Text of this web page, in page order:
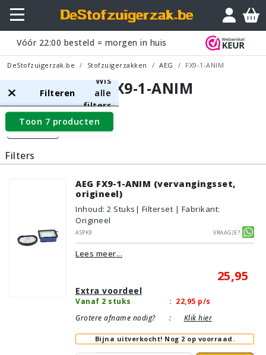
Vóór 22:00 besteld = morgen in huis
DeStofzuigerzak.be Stofzuigerzakken AEG FX9-1-ANIM
AEG FX9-1-ANIM
Filters
Filteren
Wis
alle
filters
Toon 7 producten
Filters
AEG FX9-1-ANIM (vervangingsset,
origineel)
Inhoud: 2 Stuks | Filterset | Fabrikant:
Origineel
ASPK9
Vraagje?
Lees meer...
25,95
Extra voordeel
Vanaf 2 stuks : 22,95 p/s
Grotere afname nodig?
: Klik hier
Bijna uitverkocht! Nog 2 op voorraad.